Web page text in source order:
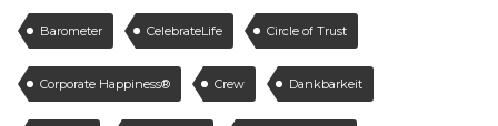
Barometer CelebrateLife Circle of Trust
Corporate Happiness® Crew Dankbarkeit